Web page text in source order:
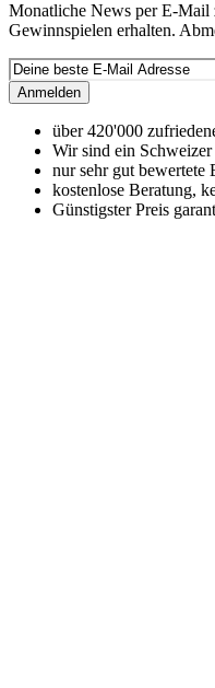
Monatliche News per E-Mail
Gewinnspielen erhalten.
Anmelden
über 420'000
Wir sind ein
nur sehr gut bewertete
kostenlose Beratung,
Günstigster Preis